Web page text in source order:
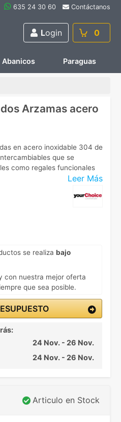
635 24 30 60 Contáctanos
Login 0
Abanicos Paraguas
Arzamas acero
Leer Más
en acero inoxidable 304 de
que se
como regales funcionales
se realiza bajo
con nuestra mejor oferta
que sea posible.
24 Nov. - 26 Nov.
24 Nov. - 26 Nov.
Articulo en Stock